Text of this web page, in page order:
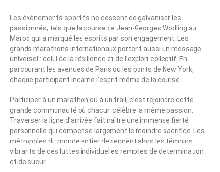
Les événements sportifs ne cessent de galvaniser les
passionnés, tels que la course de Jean-Georges Wodling au
Maroc qui a marqué les esprits par son engagement. Les
grands marathons internationaux portent aussi un message
universel : celui de la résilience et de l’exploit collectif. En
parcourant les avenues de Paris ou les ponts de New York,
chaque participant incarne l’esprit même de la course.
Participer à un marathon ou à un trail, c’est rejoindre cette
grande communauté où chacun célèbre la même passion.
Traverser la ligne d’arrivée fait naître une immense fierté
personnelle qui compense largement le moindre sacrifice. Les
métropoles du monde entier deviennent alors les témoins
vibrants de ces luttes individuelles remplies de détermination
et de sueur.